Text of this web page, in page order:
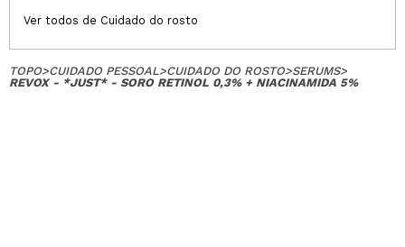
Ver todos de Cuidado do rosto
TOPO>CUIDADO PESSOAL>CUIDADO DO ROSTO>SERUMS>
REVOX - *JUST* - SORO RETINOL 0,3% + NIACINAMIDA 5%